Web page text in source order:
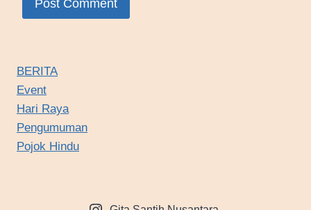
BERITA
Event
Hari Raya
Pengumuman
Pojok Hindu